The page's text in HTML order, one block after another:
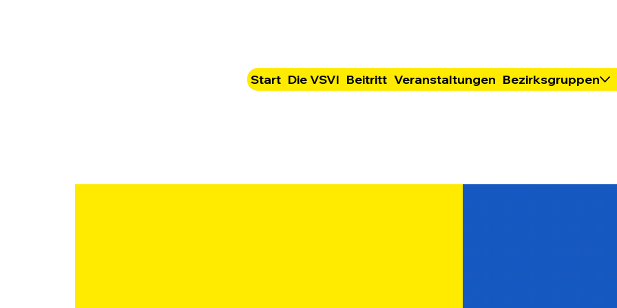
Start Die VSVI Beitritt Veranstaltungen Bezirksgruppen